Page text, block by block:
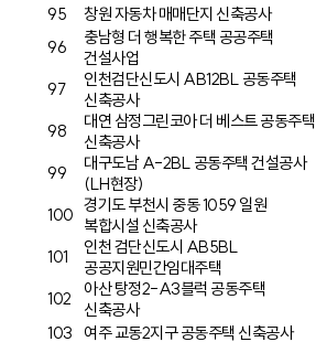
95
창원 자동차 매매단지 신축공사
96
충남형 더 행복한 주택 공공주택
건설사업
97
인천검단신도시 AB12BL 공동주택
신축공사
98
대연 삼정그린코아 더 베스트 공동주택
신축공사
99
대구도남 A-2BL 공동주택 건설공사
(LH현장)
100 경기도 부천시 중동 1059 일원
복합시설 신축공사
101
인천 검단신도시 AB5BL
공공지원민간임대주택
102
아산 탕정2-A3블럭 공동주택
신축공사
103
여주 교동2지구 공동주택 신축공사